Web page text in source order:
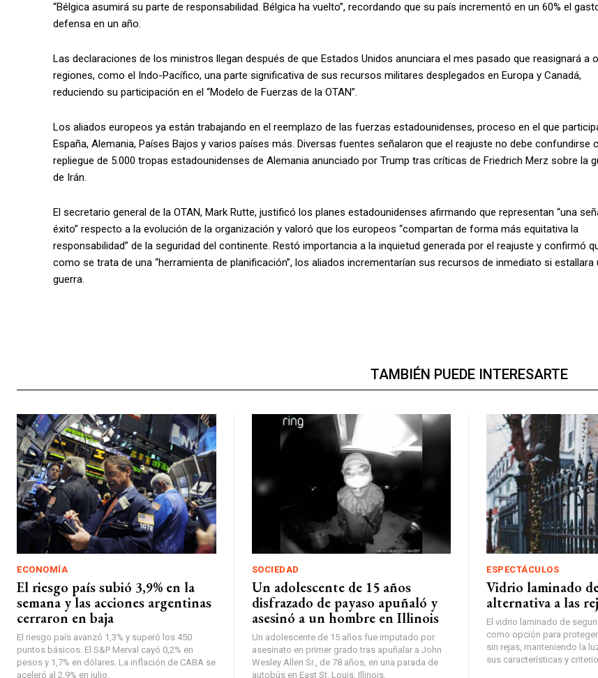
“Bélgica asumirá su parte de responsabilidad. Bélgica ha vuelto”, recordando que su país incrementó en un 60% el
defensa en un año.
Las declaraciones de los ministros llegan después de que Estados Unidos anunciara el mes pasado que reasignará a
regiones, como el Indo-Pacífico, una parte significativa de sus recursos militares desplegados en Europa y Canadá,
reduciendo su participación en el “Modelo de Fuerzas de la OTAN”.
Los aliados europeos ya están trabajando en el reemplazo de las fuerzas estadounidenses, proceso en el que
España, Alemania, Países Bajos y varios países más. Diversas fuentes señalaron que el reajuste no debe confundirse
repliegue de 5.000 tropas estadounidenses de Alemania anunciado por Trump tras críticas de Friedrich Merz sobre la
de Irán.
El secretario general de la OTAN, Mark Rutte, justificó los planes estadounidenses afirmando que representan “una
éxito” respecto a la evolución de la organización y valoró que los europeos “compartan de forma más equitativa la
responsabilidad” de la seguridad del continente. Restó importancia a la inquietud generada por el reajuste y confirmó
como se trata de una “herramienta de planificación”, los aliados incrementarían sus recursos de inmediato si estallara
guerra.
TAMBIÉN PUEDE INTERESARTE
ECONOMÍA
El riesgo país subió 3,9% en la
semana y las acciones argentinas
cerraron en baja
El riesgo país avanzó 1,3% y superó los 450
puntos básicos. El S&P Merval cayó 0,2% en
pesos y 1,7% en dólares. La inflación de CABA se
aceleró al 2,9% en julio.
SOCIEDAD
Un adolescente de 15 años
disfrazado de payaso apuñaló y
asesinó a un hombre en Illinois
Un adolescente de 15 años fue imputado por
asesinato en primer grado tras apuñalar a John
Wesley Allen Sr., de 78 años, en una parada de
autobús en East St. Louis, Illinois.
ESPECTÁCULOS
Vidrio laminado
alternativa a las
El vidrio laminado de
como opción para
sin rejas, manteniendo la
sus características y